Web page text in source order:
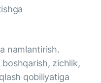
namlantirish.
zichlik,
qobiliyatiga